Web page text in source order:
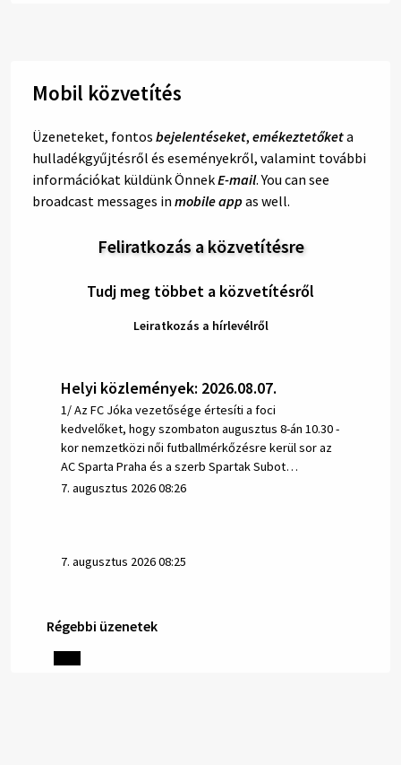
Mobil közvetítés
Üzeneteket, fontos bejelentéseket, emékeztetőketa
hulladékgyűjtésről és eseményekről, valamint további
információkat küldünk ÖnnekE-mail. You can see
broadcast messages in mobile app as well.
Feliratkozás a közvetítésre
Tudj meg többet a közvetítésről
Leiratkozás a hírlevélről
Helyi közlemények: 2026.08.07.
1/ Az FC Jóka vezetősége értesíti a foci
kedvelőket, hogy szombaton augusztus 8-án 10.30 -
kor nemzetközi női futballmérkőzésre kerül sor az
AC Sparta Praha és a szerb Spartak Subot…
7. augusztus 2026 08:26
7. augusztus 2026 08:25
Helyi közlemények: 2026.08.06.
1/ AZ IVÓVÍZ NEM MAGÁTÓL ÉRTETŐDŐ. A tartós
Régebbi üzenetek